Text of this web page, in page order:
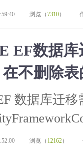
浏览（7310）
EF数据
不删除
数据库迁
浏览（ 12162）